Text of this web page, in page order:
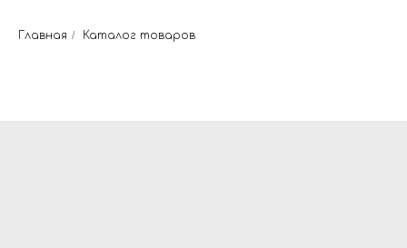
Главная / Каталог товаров